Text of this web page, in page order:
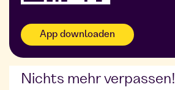
App downloaden
Nichts mehr verpassen!